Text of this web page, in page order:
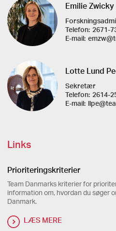
Emilie Zwicky
Telefon: 2671-
E-mail:
Lotte Lund
Sekretær
Telefon: 2614-
E-mail:
Links
Prioriteringskriterier
Team Danmarks kriterier for
information om, hvordan du søger
Danmark.
LÆS MERE